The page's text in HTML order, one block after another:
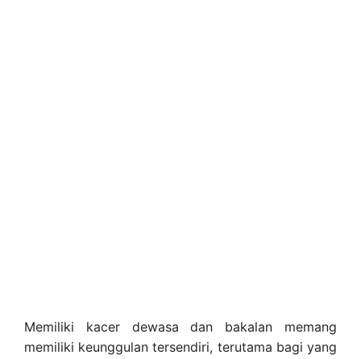
Memiliki kacer dewasa dan bakalan memang
memiliki keunggulan tersendiri, terutama bagi yang